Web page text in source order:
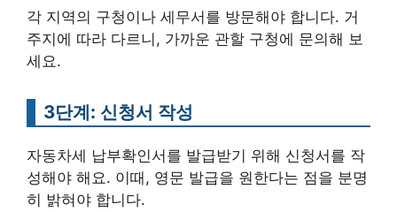
각 지역의 구청이나 세무서를 방문해야 합니다. 거
주지에 따라 다르니, 가까운 관할 구청에 문의해 보
세요.
3단계: 신청서 작성
자동차세 납부확인서를 발급받기 위해 신청서를 작
성해야 해요. 이때, 영문 발급을 원한다는 점을 분명
히 밝혀야 합니다.